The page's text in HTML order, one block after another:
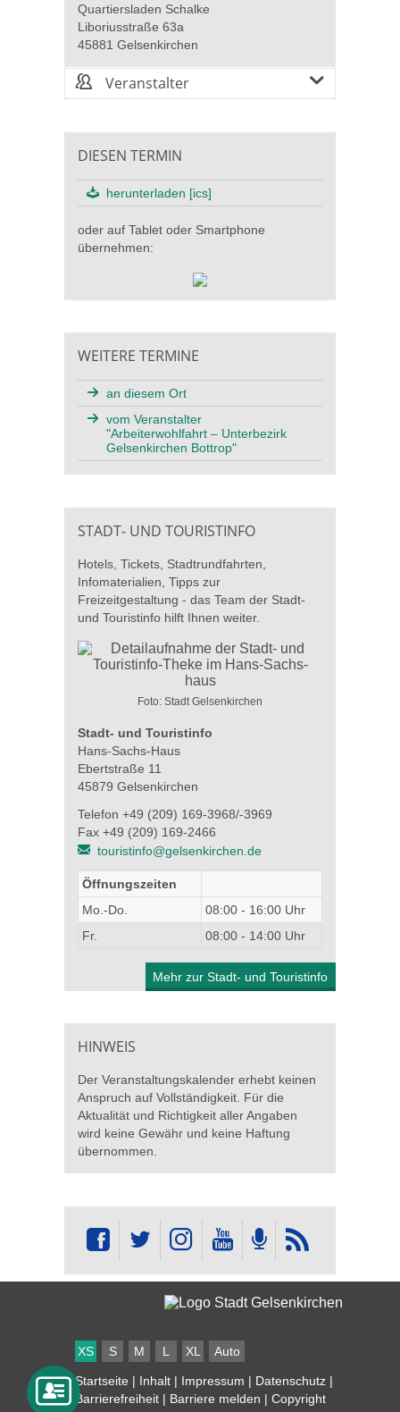
Quartiersladen Schalke
Liboriusstraße 63a
45881 Gelsenkirchen
Veranstalter
DIESEN TERMIN
herunterladen [ics]
oder auf Tablet oder Smartphone
übernehmen:
WEITERE TERMINE
an diesem Ort
vom Veranstalter
"Arbeiterwohlfahrt – Unterbezirk
Gelsenkirchen Bottrop"
STADT- UND TOURISTINFO
Hotels, Tickets, Stadtrundfahrten,
Infomaterialien, Tipps zur
Freizeitgestaltung - das Team der Stadt-
und Touristinfo hilft Ihnen weiter.
Foto: Stadt Gelsenkirchen
Stadt- und Touristinfo
Hans-Sachs-Haus
Ebertstraße 11
45879 Gelsenkirchen
Telefon +49 (209) 169-3968/-3969
Fax +49 (209) 169-2466
touristinfo@gelsenkirchen.de
Öffnungszeiten
Mo.-Do.
08:00 - 16:00 Uhr
Fr.
08:00 - 14:00 Uhr
Mehr zur Stadt- und Touristinfo
HINWEIS
Der Veranstaltungskalender erhebt keinen
Anspruch auf Vollständigkeit. Für die
Aktualität und Richtigkeit aller Angaben
wird keine Gewähr und keine Haftung
übernommen.
XS S M L XL Auto
Startseite | Inhalt | Impressum | Datenschutz |
Barrierefreiheit | Barriere melden | Copyright